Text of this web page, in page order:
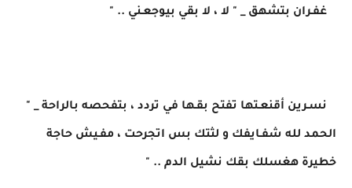
غفـران بتشهق _ " لا ، لا بقي بيوجعـني .. "
نسـرين أقنعـتها تفتح بقـها في تردد ، بتفحصه بالراحة _ "
الحمد لله شفـايفك و لثتك بس اتجرحت ، مفـيش حاجة
خطيرة هغسلك بقك نشيل الدم .. "